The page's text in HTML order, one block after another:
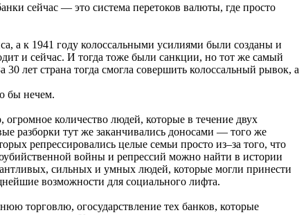
сейчас — это система перетоков валюты, где просто
а к 1941 году колоссальными усилиями были созданы и
и сейчас. И тогда тоже были санкции, но тот же самый
лет страна тогда смогла совершить колоссальный рывок, а
бы нечем.
количество людей, которые в течение двух
разборки тут же заканчивались доносами — того же
репрессировались целые семьи просто из–за того, что
войны и репрессий можно найти в истории
сильных и умных людей, которые могли принести
возможности для социального лифта.
торговлю, огосударствление тех банков, которые